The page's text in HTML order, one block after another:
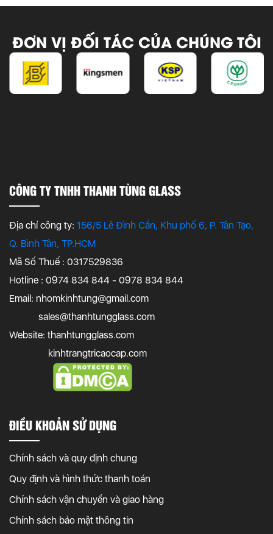
ĐƠN VỊ ĐỐI TÁC CỦA CHÚNG TÔI
CÔNG TY TNHH THANH TÙNG GLASS
Địa chỉ công ty: 156/5 Lê Đình Cẩn, Khu phố 6, P. Tân Tạo,
Q. Bình Tân, TP.HCM
Mã Số Thuế : 0317529836
Hotline : 0974 834 844 - 0978 834 844
Email: nhomkinhtung@gmail.com
sales@thanhtungglass.com
Website: thanhtungglass.com
kinhtrangtricaocap.com
ĐIỀU KHOẢN SỬ DỤNG
Chính sách và quy định chung
Quy định và hình thức thanh toán
Chính sách vận chuyển và giao hàng
Chính sách bảo mật thông tin